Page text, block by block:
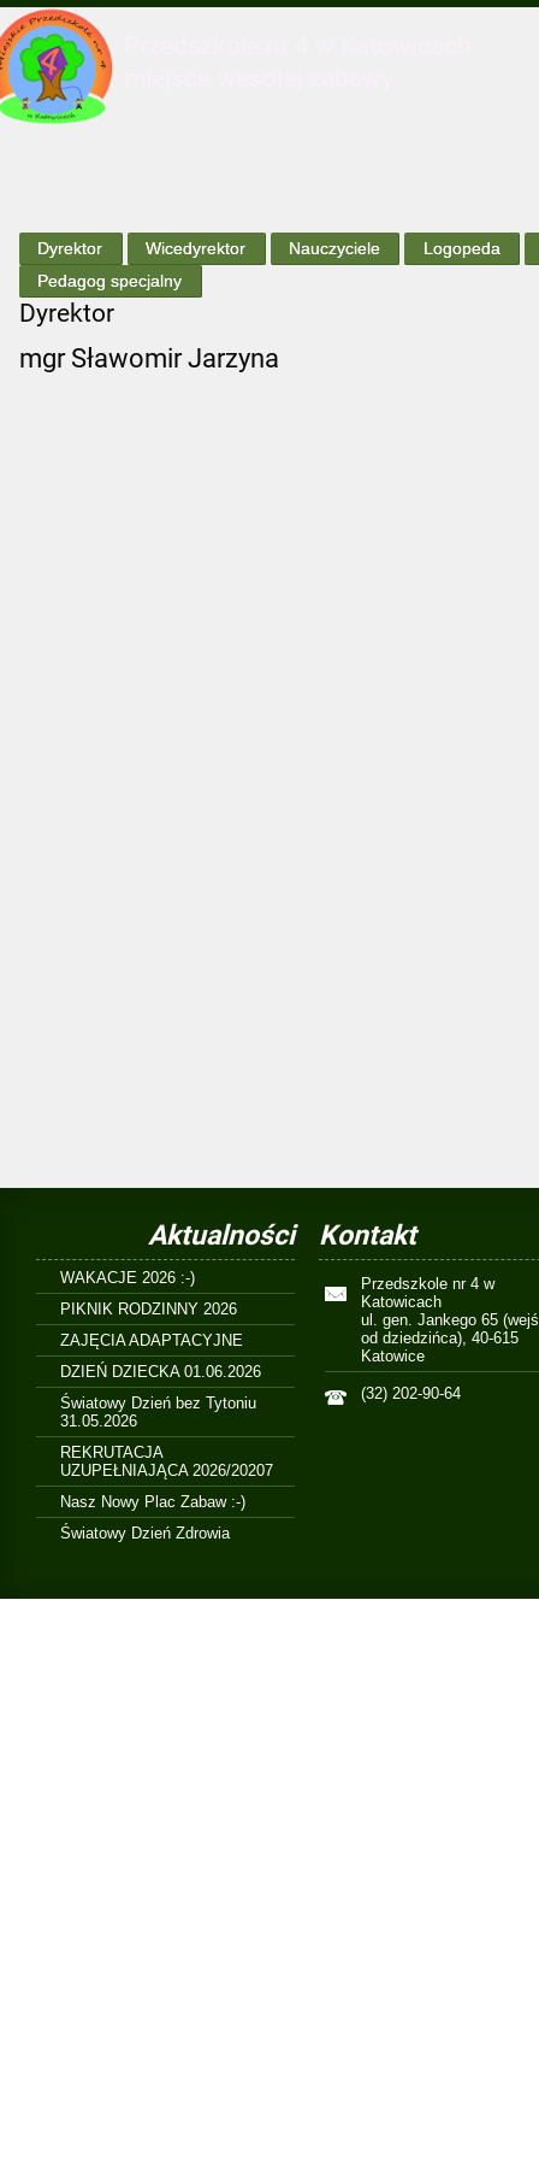
Dyrektor Wicedyrektor Nauczyciele
Logopeda
Pedagog specjalny
Dyrektor
mgr Sławomir Jarzyna
Aktualności
WAKACJE 2026 :-)
PIKNIK RODZINNY 2026
ZAJĘCIA ADAPTACYJNE
DZIEŃ DZIECKA 01.06.2026
Światowy Dzień bez Tytoniu
31.05.2026
REKRUTACJA
UZUPEŁNIAJĄCA 2026/20207
Nasz Nowy Plac Zabaw :-)
Światowy Dzień Zdrowia
Kontakt
Przedszkole nr 4 w
Katowicach
ul. gen. Jankego 65
od dziedzińca), 40-615
Katowice
(32) 202-90-64